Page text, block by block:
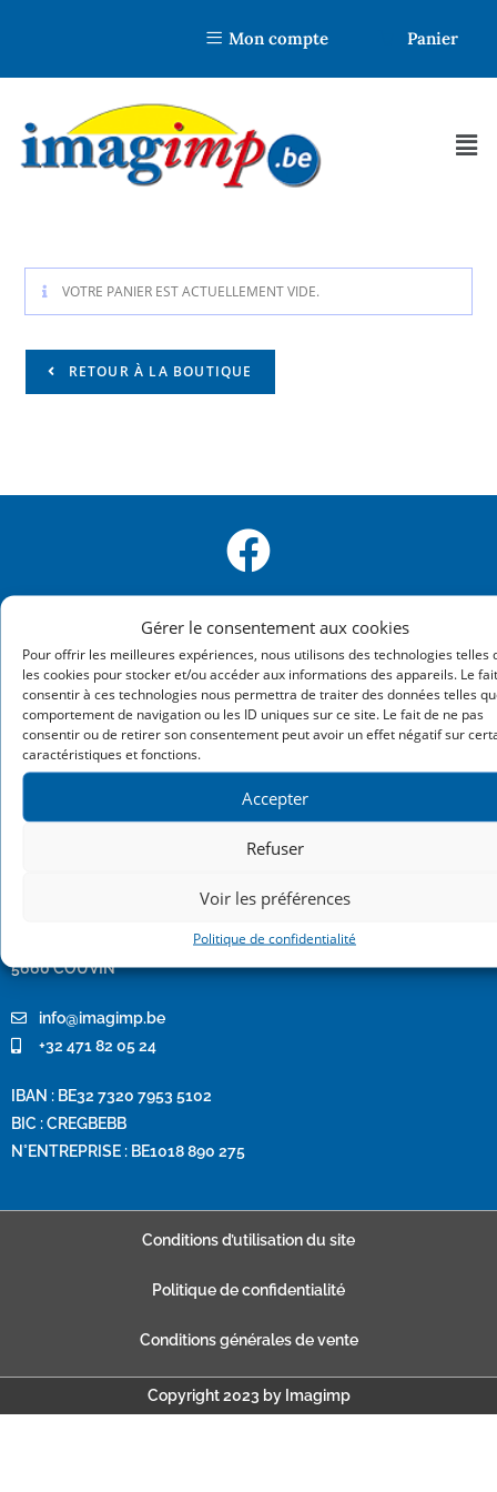
Gérer le consentement aux cookies
Pour offrir les meilleures expériences, nous utilisons des technologies telles
les cookies pour stocker et/ou accéder aux informations des appareils. Le
consentir à ces technologies nous permettra de traiter des données telles
comportement de navigation ou les ID uniques sur ce site. Le fait de ne pas
consentir ou de retirer son consentement peut avoir un effet négatif sur
caractéristiques et fonctions.
Accepter
Refuser
Voir les préférences
Politique de confidentialité
Mon compte Panier
VOTRE PANIER EST ACTUELLEMENT VIDE.
RETOUR À LA BOUTIQUE
vaste gamme de services, pour le bonheur de tous les passionnés
de photos, d’arts et de loisirs numériques.
5660 COUVIN
info@imagimp.be
+32 471 82 05 24
IBAN : BE32 7320 7953 5102
BIC : CREGBEBB
N°ENTREPRISE : BE1018 890 275
Conditions d’utilisation du site
Politique de confidentialité
Conditions générales de vente
Copyright 2023 by Imagimp